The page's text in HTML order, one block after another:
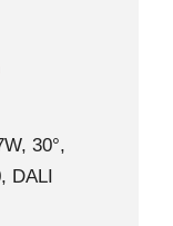
30°,
DALI